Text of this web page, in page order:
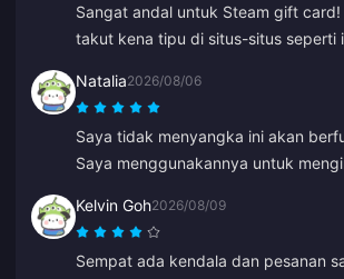
Sangat andal untuk Steam gift card!
takut kena tipu di situs-situs seperti
direkomendasikan 10/10.
Natalia2026/08/06
Saya tidak menyangka ini akan
Saya menggunakannya untuk
hasilnya. Layanan pelanggan juga
ingin mengirim hadiah kepada siapa
platform yang hebat.
Kelvin Goh2026/08/09
Sempat ada kendala dan pesanan